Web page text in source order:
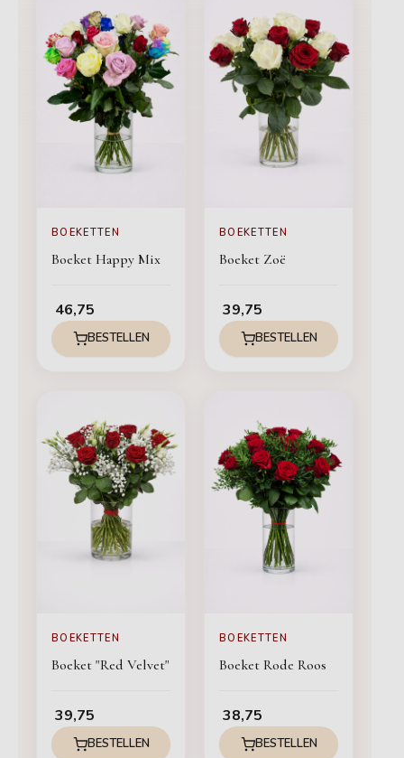
BOEKETTEN
Boeket Happy Mix
46,75
BESTELLEN
BOEKETTEN
Boeket Zoë
39,75
BESTELLEN
BOEKETTEN
Boeket "Red Velvet"
39,75
BESTELLEN
BOEKETTEN
Boeket Rode Roos
38,75
BESTELLEN